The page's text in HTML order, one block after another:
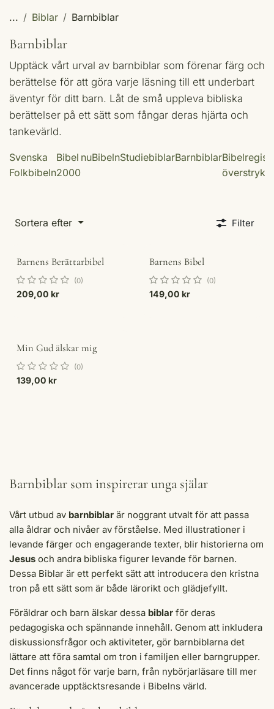
... Biblar Barnbiblar
Barnbiblar
Upptäck vårt urval av barnbiblar som förenar färg och
berättelse för att göra varje läsning till ett underbart
äventyr för ditt barn. Låt de små uppleva bibliska
berättelser på ett sätt som fångar deras hjärta och
tankevärld.
Svenska
Folkbibeln
Bibel
2000
nuBibelnStudiebiblarBarnbiblar
Sortera efter Filter
Barnens Berättarbibel
(0)
209,00 kr
Barnens Bibel
(0)
149,00 kr
Min Gud älskar mig
(0)
139,00 kr
Barnbiblar som inspirerar unga själar
Vårt utbud av barnbiblar är noggrant utvalt för att passa
alla åldrar och nivåer av förståelse. Med illustrationer i
levande färger och engagerande texter, blir historierna om
Jesus och andra bibliska figurer levande för barnen.
Dessa Biblar är ett perfekt sätt att introducera den kristna
tron på ett sätt som är både lärorikt och glädjefyllt.
Föräldrar och barn älskar dessa biblar för deras
pedagogiska och spännande innehåll. Genom att inkludera
diskussionsfrågor och aktiviteter, gör barnbiblarna det
lättare att föra samtal om tron i familjen eller barngrupper.
Det finns något för varje barn, från nybörjarläsare till mer
avancerade upptäcktsresande i Bibelns värld.